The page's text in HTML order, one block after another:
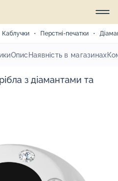
Каблучки Перстні-печатки
Опис Наявність в магазинах
з діамантами та